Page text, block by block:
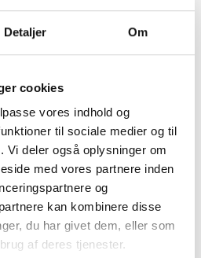
Detaljer Om
cookies
vores indhold og
til sociale medier og til
Vi deler også oplysninger om
med vores partnere inden
og
kan kombinere disse
du har givet dem, eller som
af deres tjenester.
(30 min. i Kbh)
priser*
ernæringsprodukter.
af kendte
stort udvalg af kendte
og andre spændende
altid til fast lav pris.